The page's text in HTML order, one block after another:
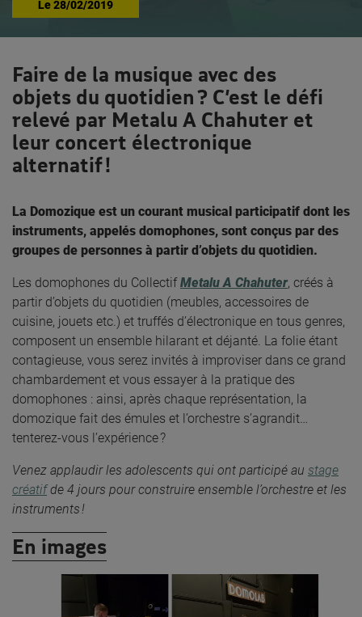
Le28/02/2019
Faire de la musique avec des
objets du quotidien ? C’est le défi
relevé par Metalu A Chahuter et
leur concert électronique
alternatif !
La Domozique est un courant musical participatif dont les
instruments, appelés domophones, sont conçus par des
groupes de personnes à partir d’objets du quotidien.
Les domophones du CollectifMetalu A Chahuter, créés à
partir d’objets du quotidien (meubles, accessoires de
cuisine, jouets etc.) et truffés d’électronique en tous genres,
composent un ensemble hilarant et déjanté. La folie étant
contagieuse, vous serez invités à improviser dans ce grand
chambardement et vous essayer à la pratique des
domophones : ainsi, après chaque représentation, la
domozique fait des émules et l’orchestre s’agrandit…
tenterez-vous l’expérience ?
Venez applaudir les adolescents qui ont participé au stage
créatifde 4 jours pour construire ensemble l’orchestre et les
instruments !
En images